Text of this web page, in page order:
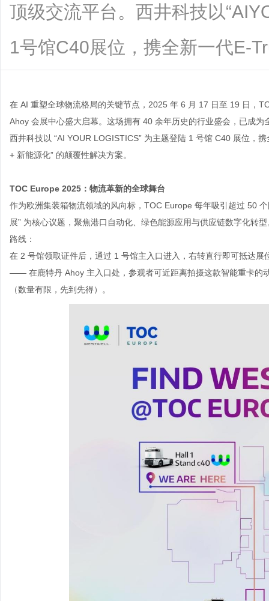
顶级交流平台。西井科技以
1号馆C40展位，携全新一代E-
在 AI 重塑全球物流格局的关键节点，2025 年 6 月 17 日至 19 日，
Ahoy 会展中心盛大启幕。这场拥有 40 余年历史的行业盛会，已成
西井科技以 “AI YOUR LOGISTICS” 为主题登陆 1 号馆 C40 展位，
+ 新能源化” 的颠覆性解决方案。
TOC Europe 2025：物流革新的全球舞台
作为欧洲集装箱物流领域的风向标， TOC Europe 每年吸引超过 50
展” 为核心议题，聚焦港口自动化、绿色能源应用与供应链数字化转
路线：
在 2 号馆领取证件后，通过 1 号馆主入口进入，右转直行即可抵达
—— 在鹿特丹 Ahoy 主入口处，参观者可近距离拍摄这款智能重卡的
（数量有限，先到先得）。